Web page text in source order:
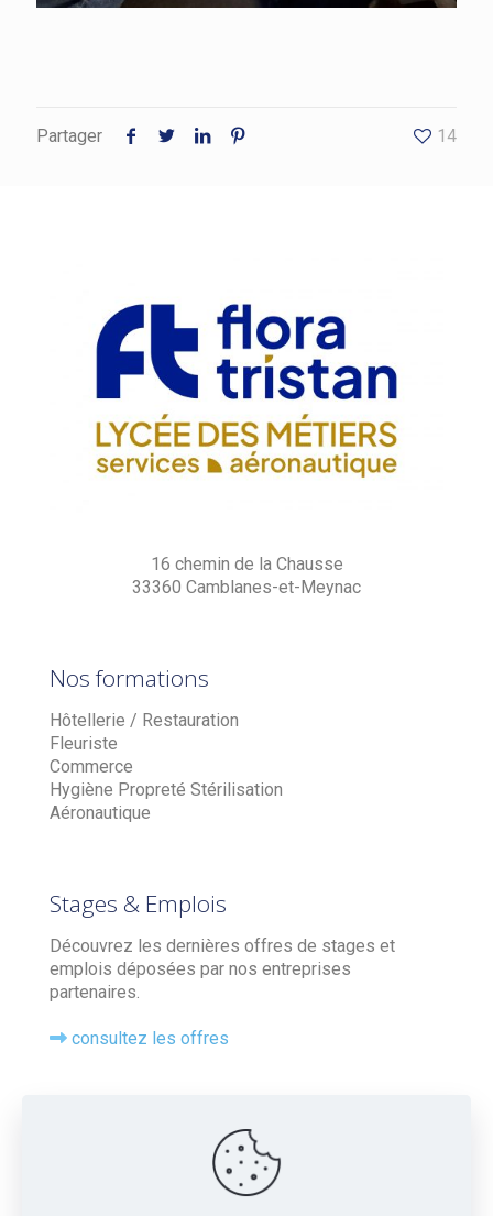
Partager 14
16 chemin de la Chausse
33360 Camblanes-et-Meynac
Nos formations
Hôtellerie / Restauration
Fleuriste
Commerce
Hygiène Propreté Stérilisation
Aéronautique
Stages & Emplois
Découvrez les dernières offres de stages et
emplois déposées par nos entreprises
partenaires.
consultez les offres
16 Chemin de la Chausse, 33360 Camblanes-et-